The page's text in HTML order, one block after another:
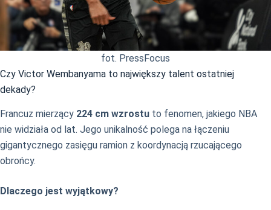
fot. PressFocus
Czy Victor Wembanyama to największy talent ostatniej
dekady?
Francuz mierzący 224 cm wzrostu to fenomen, jakiego NBA
nie widziała od lat. Jego unikalność polega na łączeniu
gigantycznego zasięgu ramion z koordynacją rzucającego
obrońcy.
Dlaczego jest wyjątkowy?